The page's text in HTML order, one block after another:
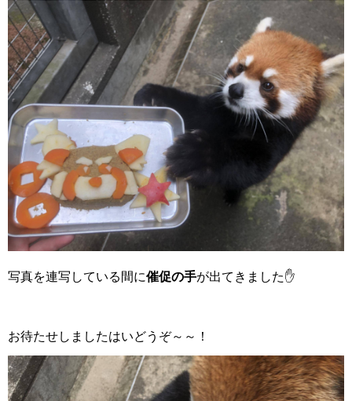
写真を連写している間に催促の手が出てきました✋
お待たせしましたはいどうぞ～～！